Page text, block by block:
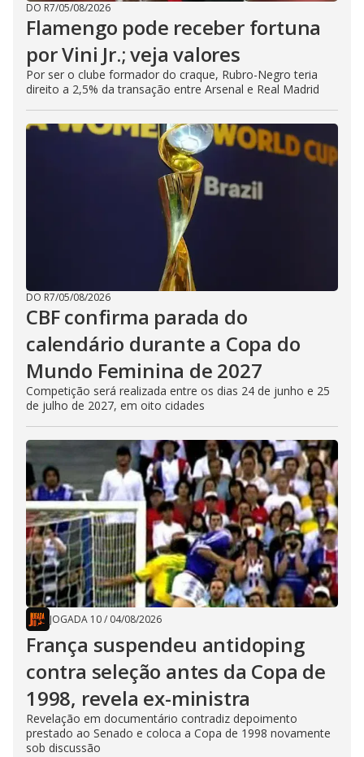
DO R7/05/08/2026
Flamengo pode receber fortuna
por Vini Jr.; veja valores
Por ser o clube formador do craque, Rubro-Negro teria
direito a 2,5% da transação entre Arsenal e Real Madrid
DO R7/05/08/2026
CBF confirma parada do
calendário durante a Copa do
Mundo Feminina de 2027
Competição será realizada entre os dias 24 de junho e 25
de julho de 2027, em oito cidades
JOGADA 10/ 04/08/2026
França suspendeu antidoping
contra seleção antes da Copa de
1998, revela ex-ministra
Revelação em documentário contradiz depoimento
prestado ao Senado e coloca a Copa de 1998 novamente
sob discussão